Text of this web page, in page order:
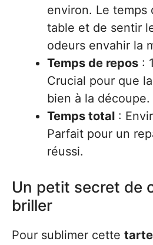
environ. Le temps
table et de sentir
odeurs envahir la
Temps de repos :
Crucial pour que
bien à la découpe.
Temps total :
Parfait pour un
réussi.
Un petit secret de
briller
Pour sublimer cette